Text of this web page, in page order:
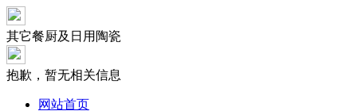
其它餐厨及日用陶瓷
抱歉，暂无相关信息
网站首页